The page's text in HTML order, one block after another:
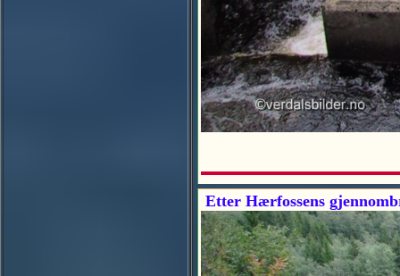
Etter Hærfossens